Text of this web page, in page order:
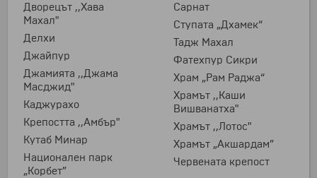
Дворецът ,,Хава
Махал"
Делхи
Джайпур
Джамията ,,Джама
Масджид"
Каджурахо
Крепостта ,,Амбър"
Кутаб Минар
Национален парк
„Корбет”
Сарнат
Ступата „Дхамек“
Тадж Махал
Фатехпур Сикри
Храм „Рам Раджа“
Храмът ,,Каши
Вишванатха"
Храмът ,,Лотос"
Храмът „Акшардам”
Червената крепост